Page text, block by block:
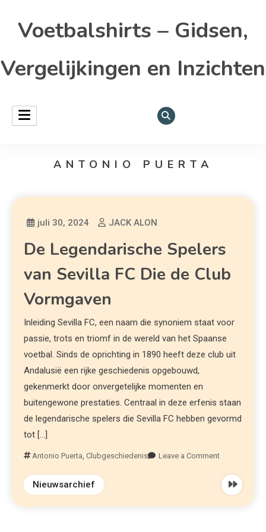
Voetbalshirts – Gidsen,
Vergelijkingen en Inzichten
ANTONIO PUERTA
juli 30, 2024 JACK ALON
De Legendarische Spelers
van Sevilla FC Die de Club
Vormgaven
Inleiding Sevilla FC, een naam die synoniem staat voor
passie, trots en triomf in de wereld van het Spaanse
voetbal. Sinds de oprichting in 1890 heeft deze club uit
Andalusië een rijke geschiedenis opgebouwd,
gekenmerkt door onvergetelijke momenten en
buitengewone prestaties. Centraal in deze erfenis staan
de legendarische spelers die Sevilla FC hebben gevormd
tot […]
Antonio Puerta,Clubgeschiedenis Leave a Comment
Nieuwsarchief